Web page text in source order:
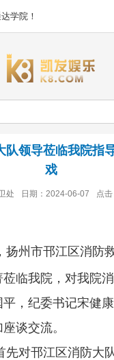
学院！
队领导莅临我院指
戏
处 日期：2024-06-07 点击
扬州市邗江区消防
临我院，对我院
，纪委书记宋健
谈交流。
先对邗江区消防大